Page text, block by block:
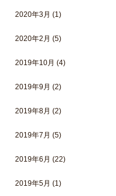
2020年3月 (1)
2020年2月 (5)
2019年10月 (4)
2019年9月 (2)
2019年8月 (2)
2019年7月 (5)
2019年6月 (22)
2019年5月 (1)